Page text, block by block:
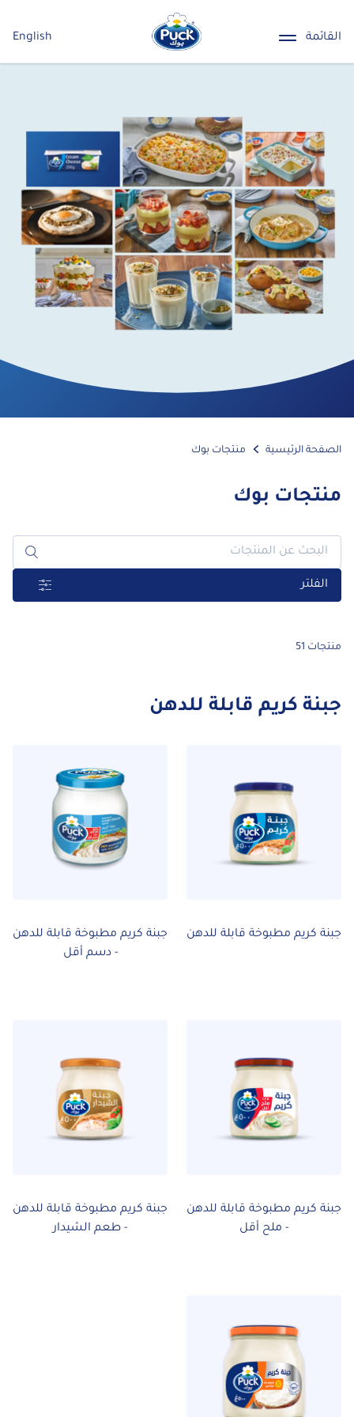
القائمة English
الصفحة الرئيسية منتجات بوك
منتجات بوك
الفلتر
منتجات 51
جبنة كريم قابلة للدهن
جبنة كريم مطبوخة قابلة للدهن
جبنة كريم مطبوخة قابلة للدهن
- دسم أقل
جبنة كريم مطبوخة قابلة للدهن
- ملح أقل
جبنة كريم مطبوخة قابلة للدهن
- طعم الشيدار